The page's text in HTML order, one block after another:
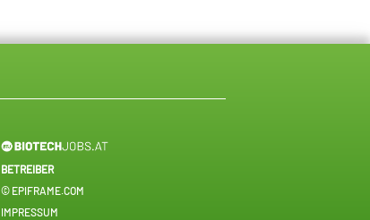
BETREIBER
© EPIFRAME.COM
IMPRESSUM